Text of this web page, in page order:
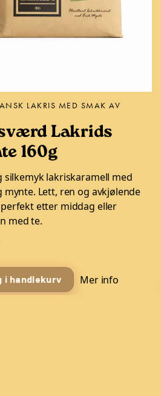
LAKRIS MED SMAK AV
Lakrids
160g
silkemyk lakriskaramell med
mynte. Lett, ren og avkjølende
etter middag eller
med te.
i handlekurv Mer info